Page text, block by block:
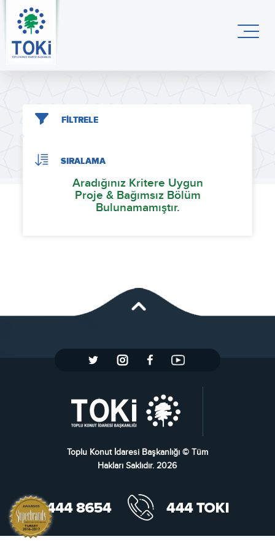
FİLTRELE
SIRALAMA
Aradığınız Kritere Uygun
Proje & Bağımsız Bölüm
Bulunamamıştır.
Toplu Konut İdaresi Başkanlığı © Tüm
Hakları Saklıdır. 2026